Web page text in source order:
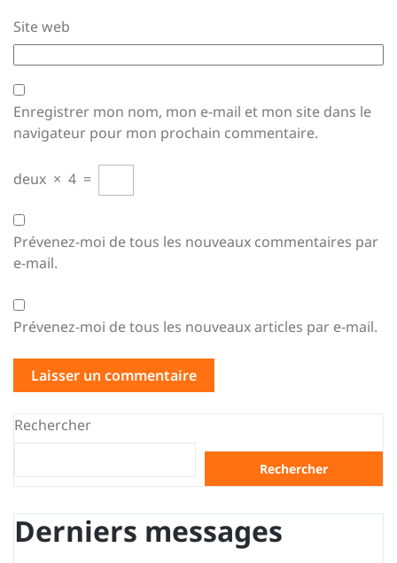
Site web
Enregistrer mon nom, mon e-mail et mon site dans le
navigateur pour mon prochain commentaire.
deux × 4 =
Prévenez-moi de tous les nouveaux commentaires par
e-mail.
Prévenez-moi de tous les nouveaux articles par e-mail.
Rechercher
Rechercher
Derniers messages